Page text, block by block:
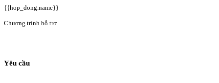
{{hop_dong.name}}
Chương trình hỗ trợ
Yêu cầu